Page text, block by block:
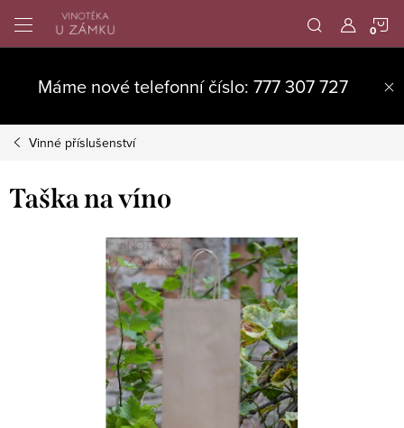
obsah
Máme nové telefonní číslo: 777 307 727
Vinné příslušenství
Taška na víno